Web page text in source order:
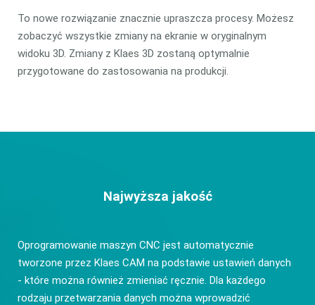
To nowe rozwiązanie znacznie upraszcza procesy. Możesz
zobaczyć wszystkie zmiany na ekranie w oryginalnym
widoku 3D. Zmiany z Klaes 3D zostaną optymalnie
przygotowane do zastosowania na produkcji.
Najwyższa jakość
Oprogramowanie maszyn CNC jest automatycznie
tworzone przez Klaes CAM na podstawie ustawień danych
- które można również zmieniać ręcznie. Dla każdego
rodzaju przetwarzania danych można wprowadzić